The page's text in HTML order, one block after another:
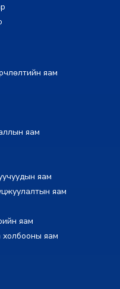
яам
яам
яам
яам
яам
холбооны яам